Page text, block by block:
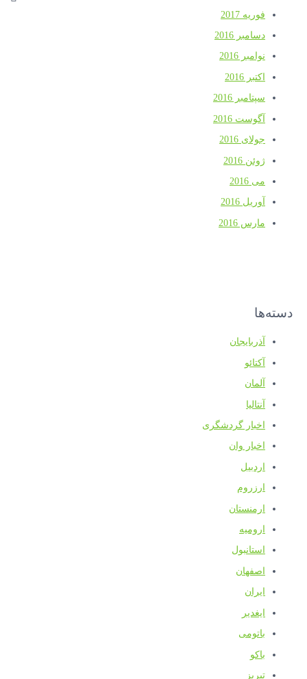
فوریه 2017
دسامبر 2016
نوامبر 2016
اکتبر 2016
سپتامبر 2016
آگوست 2016
جولای 2016
ژوئن 2016
می 2016
آوریل 2016
مارس 2016
دسته‌ها
آذربایجان
آکتائو
آلمان
آنتالیا
اخبار گردشگری
اخبار وان
اردبیل
ارزروم
ارمنستان
ارومیه
استانبول
اصفهان
ایران
ایغدیر
باتومی
باکو
تبریز